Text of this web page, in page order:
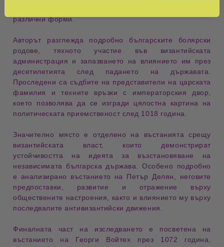
различни форми.
Авторът разглежда подробно българските болярски
родове , тяхното участие във византийската
администрация и запазването на влиянието им през
десетилетията след падането на държавата.
Проследени са съдбите на представители на царската
фамилия и техните връзки с императорския двор,
което позволява да се изгради цялостна картина на
политическата приемственост след 1018 година.
Значително място е отделено на въстанията срещу
византийската власт, които демонстрират
устойчивостта на идеята за възстановяване на
независимата българска държава. Особено подробно
е анализирано въстанието на Петър Делян
, неговите
предпоставки, развитие и отражение върху
обществените настроения, както и влиянието му върху
последвалите антивизантийски движения.
Финалната част на изследването е посветена на
въстанието на Георги Войтех през 1072 година,